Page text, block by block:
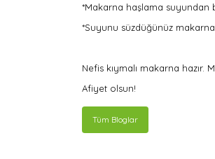
*Makarna haşlama suyundan
*Suyunu süzdüğünüz
Nefis kıymalı makarna hazır.
Afiyet olsun!
Tüm Bloglar